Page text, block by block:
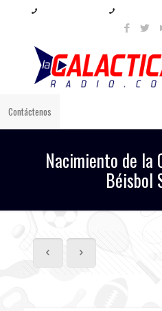
Contáctenos
Nacimiento de la
Béisbol